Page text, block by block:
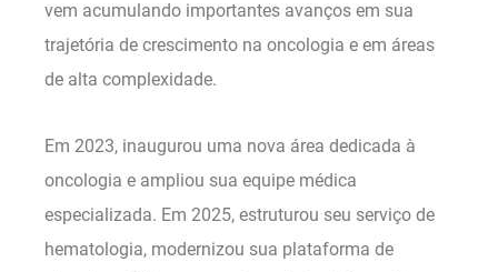
vem acumulando importantes avanços em sua
trajetória de crescimento na oncologia e em áreas
de alta complexidade.
Em 2023, inaugurou uma nova área dedicada à
oncologia e ampliou sua equipe médica
especializada. Em 2025, estruturou seu serviço de
hematologia, modernizou sua plataforma de